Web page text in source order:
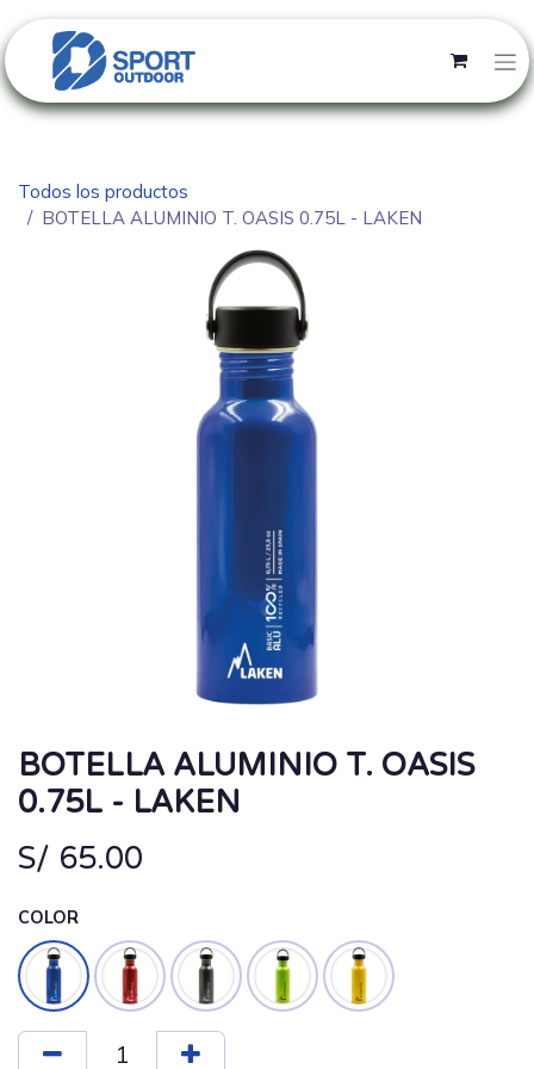
Todos los productos
BOTELLA ALUMINIO T. OASIS 0.75L - LAKEN
BOTELLA ALUMINIO T. OASIS
0.75L - LAKEN
S/ 65.00
COLOR